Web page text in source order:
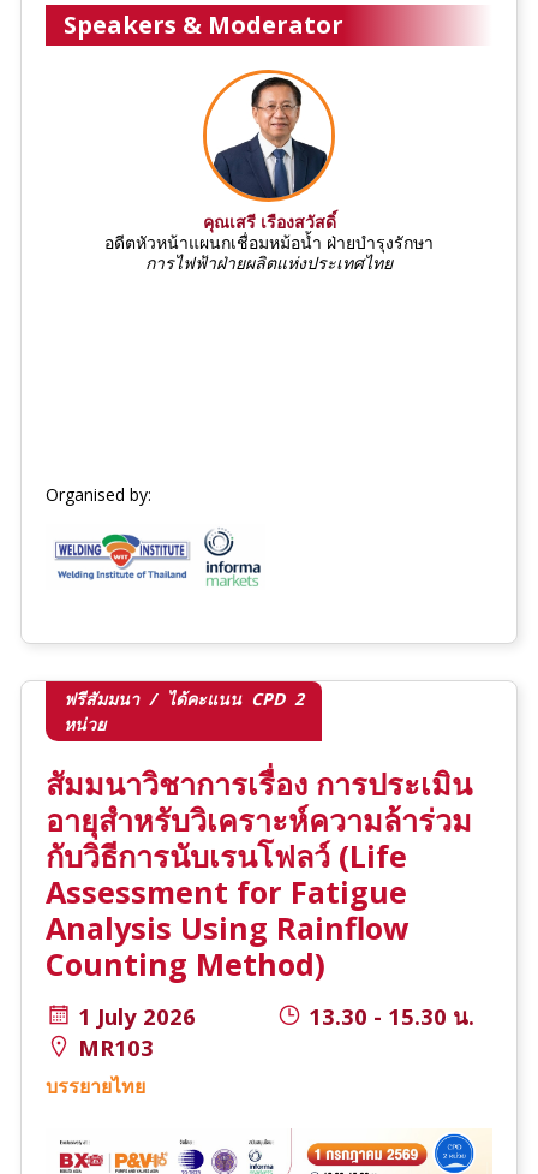
Speakers & Moderator
คุณเสรี เรืองสวัสดิ์
อดีตหัวหน้าแผนกเชื่อมหม้อน้ำ ฝ่ายบำรุงรักษา
การไฟฟ้าฝ่ายผลิตแห่งประเทศไทย
Organised by:
ฟรีสัมมนา / ได้คะแนน CPD 2
หน่วย
สัมมนาวิชาการเรื่อง การประเมิน
อายุสำหรับวิเคราะห์ความล้าร่วม
กับวิธีการนับเรนโฟลว์ (Life
Assessment for Fatigue
Analysis Using Rainflow
Counting Method)
1 July 2026
13.30 - 15.30 น.
MR103
บรรยายไทย